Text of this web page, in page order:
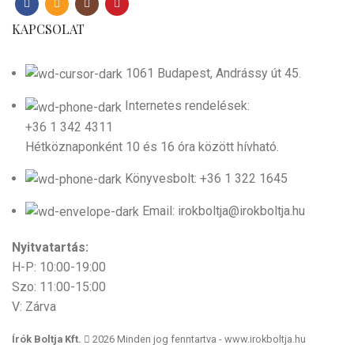
KAPCSOLAT
1061 Budapest, Andrássy út 45.
Internetes rendelések:
+36 1 342 4311
Hétköznaponként 10 és 16 óra között hívható.
Könyvesbolt: +36 1 322 1645
Email: irokboltja@irokboltja.hu
Nyitvatartás:
H-P: 10:00-19:00
Szo: 11:00-15:00
V: Zárva
Írók Boltja Kft. 2026 Minden jog fenntartva - www.irokboltja.hu